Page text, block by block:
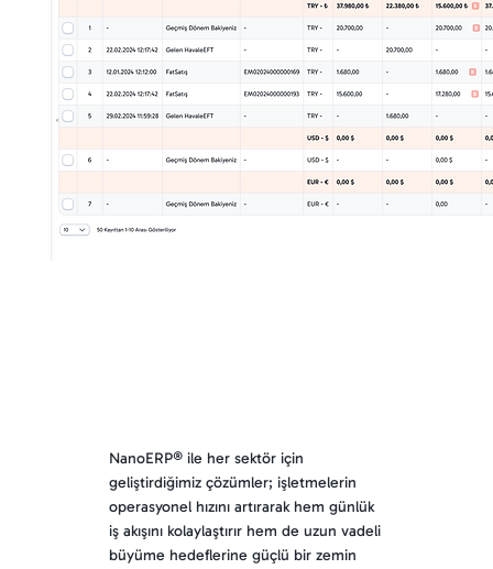
NanoERP® ile her sektör için
geliştirdiğimiz çözümler; işletmelerin
operasyonel hızını artırarak hem günlük
iş akışını kolaylaştırır hem de uzun vadeli
büyüme hedeflerine güçlü bir zemin